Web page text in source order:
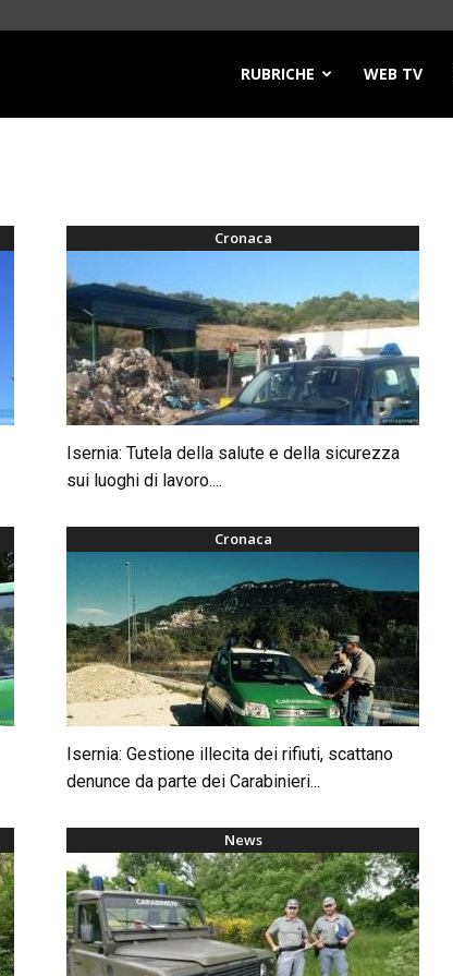
RUBRICHE WEB TV
Cronaca
Isernia: Tutela della salute e della sicurezza
sui luoghi di lavoro....
Cronaca
Isernia: Gestione illecita dei rifiuti, scattano
denunce da parte dei Carabinieri...
News